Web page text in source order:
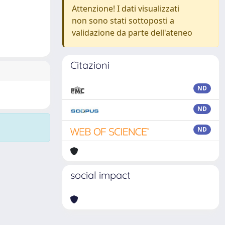
Attenzione! I dati visualizzati
non sono stati sottoposti a
validazione da parte dell'ateneo
Citazioni
ND
ND
ND
social impact